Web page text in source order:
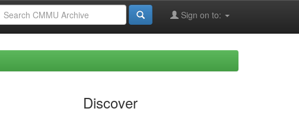
Sign on to:
Discover